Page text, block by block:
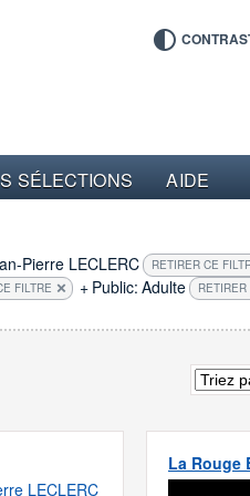
SÉLECTIONS AIDE
Pierre LECLERC RETIRER CE
FILTRE + Public: Adulte
LECLERC
La Rouge